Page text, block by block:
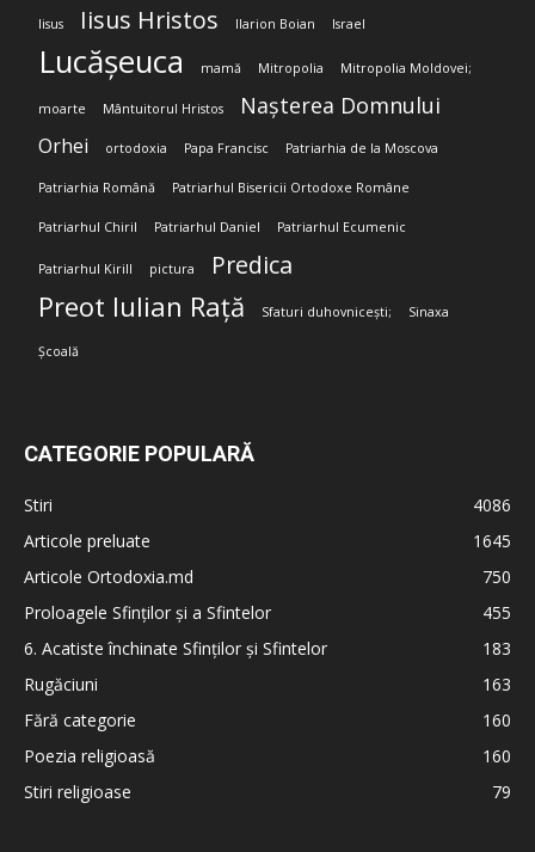
Iisus Iisus Hristos Ilarion Boian Israel
Lucășeuca mamă Mitropolia Mitropolia Moldovei;
moarte Mântuitorul Hristos Nașterea Domnului
Orhei ortodoxia Papa Francisc Patriarhia de la Moscova
Patriarhia Română Patriarhul Bisericii Ortodoxe Române
Patriarhul Chiril Patriarhul Daniel Patriarhul Ecumenic
Patriarhul Kirill pictura Predica
Preot Iulian Rață Sfaturi duhovnicești; Sinaxa
Școală
CATEGORIE POPULARĂ
Stiri
4086
Articole preluate
1645
Articole Ortodoxia.md
750
Proloagele Sfinților și a Sfintelor
455
6. Acatiste închinate Sfinților și Sfintelor
183
Rugăciuni
163
Fără categorie
160
Poezia religioasă
160
Stiri religioase
79